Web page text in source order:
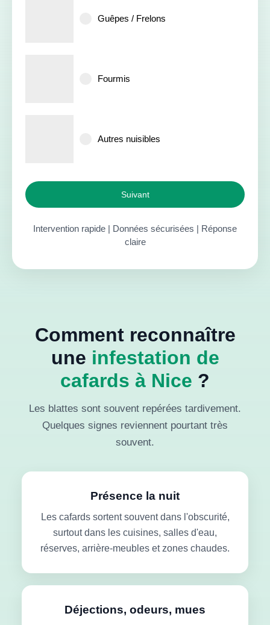
Guêpes / Frelons
Fourmis
Autres nuisibles
Suivant
Intervention rapide | Données sécurisées | Réponse
claire
Comment reconnaître
une infestation de
cafards à Nice ?
Les blattes sont souvent repérées tardivement.
Quelques signes reviennent pourtant très
souvent.
Présence la nuit
Les cafards sortent souvent dans l'obscurité,
surtout dans les cuisines, salles d'eau,
réserves, arrière-meubles et zones chaudes.
Déjections, odeurs, mues